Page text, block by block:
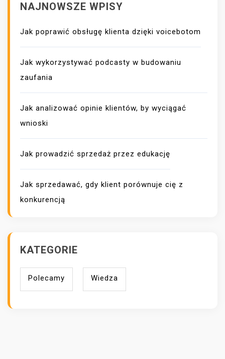
NAJNOWSZE WPISY
Jak poprawić obsługę klienta dzięki voicebotom
Jak wykorzystywać podcasty w budowaniu
zaufania
Jak analizować opinie klientów, by wyciągać
wnioski
Jak prowadzić sprzedaż przez edukację
Jak sprzedawać, gdy klient porównuje cię z
konkurencją
KATEGORIE
Polecamy Wiedza